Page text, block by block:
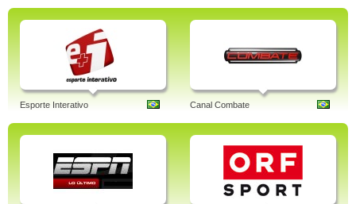
Esporte Interativo Canal Combate